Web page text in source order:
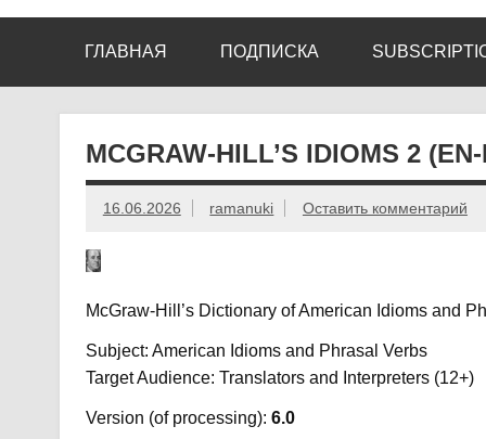
ГЛАВНАЯ ПОДПИСКА
MCGRAW-HILL’S IDIOMS 2
16.06.2026 ramanuki Оставить комментарий
McGraw-Hill’s Dictionary of American Idioms and
Subject: American Idioms and Phrasal Verbs
Target Audience: Translators and Interpreters (12+)
Version (of processing): 6.0